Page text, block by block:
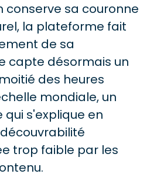
conserve sa couronne
la plateforme fait
de sa
capte désormais un
des heures
mondiale, un
qui s'explique en
trop faible par les